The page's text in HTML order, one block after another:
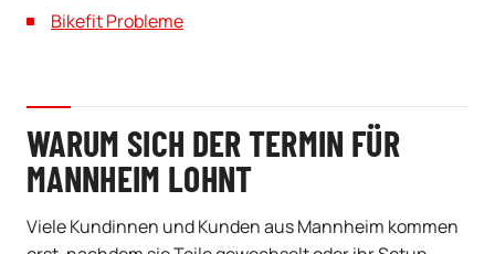
Bikefit Probleme
WARUM SICH DER TERMIN FÜR
MANNHEIM LOHNT
Viele Kundinnen und Kunden aus Mannheim kommen